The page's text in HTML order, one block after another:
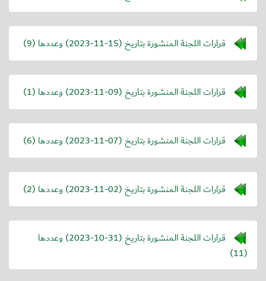
قرارات اللجنة المنشورة بتاريخ (2023-11-15) وعددها (9)
قرارات اللجنة المنشورة بتاريخ (2023-11-09) وعددها (1)
قرارات اللجنة المنشورة بتاريخ (2023-11-07) وعددها (6)
قرارات اللجنة المنشورة بتاريخ (2023-11-02) وعددها (2)
قرارات اللجنة المنشورة بتاريخ (2023-10-31) وعددها
(11)